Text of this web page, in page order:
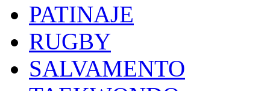
PATINAJE
RUGBY
SALVAMENTO